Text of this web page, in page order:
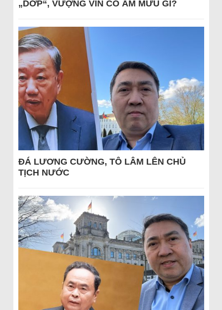
„DỚP“, VƯỢNG VIN CÓ ÂM MƯU GÌ?
ĐÁ LƯƠNG CƯỜNG, TÔ LÂM LÊN CHỦ
TỊCH NƯỚC